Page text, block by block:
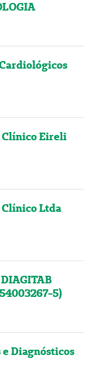
Clínico Eireli
Clínico Ltda
5)
Diagnósticos